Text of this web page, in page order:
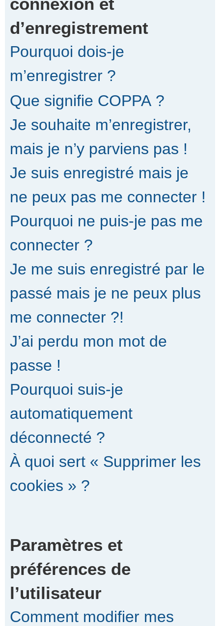
d’enregistrement
Pourquoi dois-je
m’enregistrer ?
Que signifie COPPA ?
Je souhaite m’enregistrer,
mais je n’y parviens pas !
Je suis enregistré mais je
ne peux pas me connecter !
Pourquoi ne puis-je pas me
connecter ?
Je me suis enregistré par le
passé mais je ne peux plus
me connecter ?!
J’ai perdu mon mot de
passe !
Pourquoi suis-je
automatiquement
déconnecté ?
À quoi sert « Supprimer les
cookies » ?
Paramètres et
préférences de
l’utilisateur
Comment modifier mes